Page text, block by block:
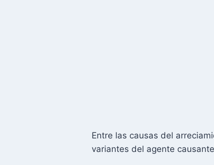
Entre las causas del
variantes del agente